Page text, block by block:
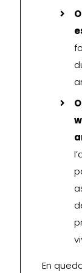
En